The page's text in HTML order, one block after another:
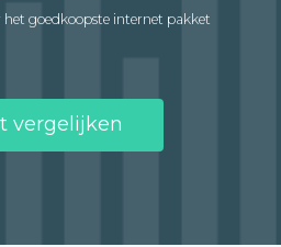
het goedkoopste internet pakket
vergelijken